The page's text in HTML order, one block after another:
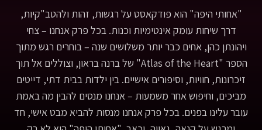
https://www.youtube.com/watch?v=A9FopgKyAfI- Sandra
Bullock Wins Best Actress - 82nd Oscars (2010):
והעיר הגדולה (2008), בימוי: מייקל פטריק קינג,
https://www.imdb.com/title/tt1000774- Pose - Elektra
https://www.youtube.com/watch?v=O_17-LX36Ioבין השורות:-
תוך כדי תנועה - דנה ברגר, מילים: דנה ברגר ועופר מאירי- לבחור
נכון - אמיר דדון, מילים: אמיר דדון ואלדד ציטרין- פלייליסט עם כל
השירים שהופיעו בפינה בין השורות:
"אחותי היפה" הוא פודקאסט על רגשות, זהות ולהטב"קיות,
דרך שיחות עומק אינטימיות וכנות. בכל פרק אנחנו – צחי
ויהונתן כהן, אחים כבר יותר משלושים שנה – בוחרים רגש מתוך
הספר "Atlas of the Heart" של ברנה בראון, וצוללים אל תוך
זיכרונות, חוויות, וסיפורים אישיים. בין ילדות בבית דתי, דייטים
מביכים, וחיפוש אחר משמעות – אנחנו מנסים להבין מה באמת
עובר עלינו בפנים. בכל פרק אנחנו מנסות להביא מבט אישי, חד